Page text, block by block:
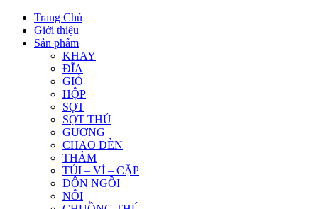
Trang Chủ
Giới thiệu
Sản phẩm
KHAY
ĐĨA
GIỎ
HỘP
SỌT
SỌT THÚ
GƯƠNG
CHAO ĐÈN
THẢM
TÚI – VÍ – CẶP
ĐÔN NGỒI
NÔI